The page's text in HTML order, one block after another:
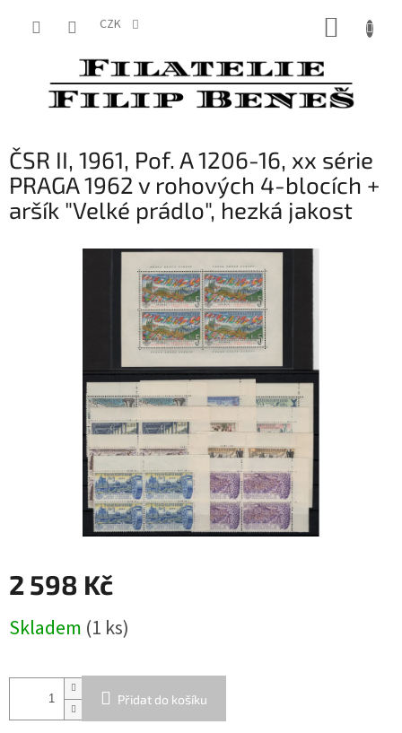
CZK
ČSR II, 1961, Pof. A 1206-16, xx série
PRAGA 1962 v rohových 4-blocích +
aršík "Velké prádlo", hezká jakost
2 598 Kč
cena:
Skladem (1 ks)
Přidat do košíku